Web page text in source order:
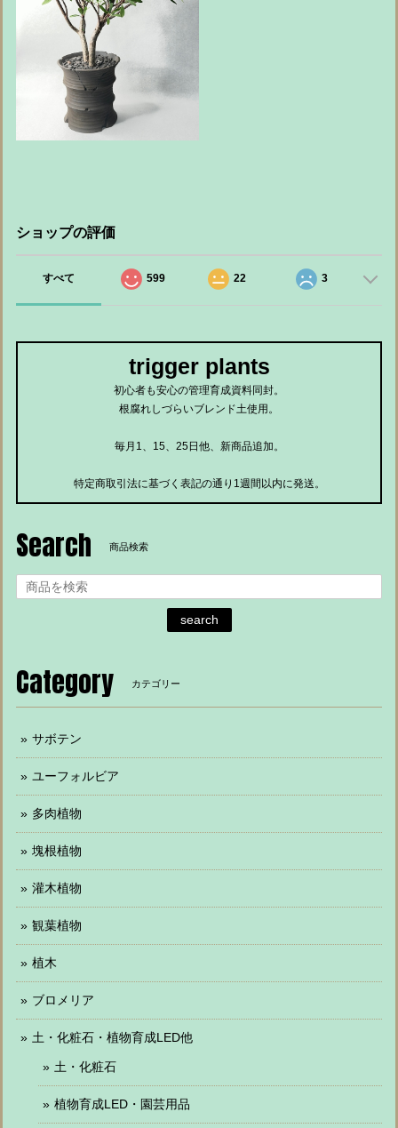
ショップの評価
すべて 599 22 3
trigger plants
初心者も安心の管理育成資料同封。
根腐れしづらいブレンド土使用。
毎月1、15、25日他、新商品追加。
特定商取引法に基づく表記の通り1週間以内に発送。
Search 商品検索
search
Category カテゴリー
サボテン
ユーフォルビア
多肉植物
塊根植物
灌木植物
観葉植物
植木
ブロメリア
土・化粧石・植物育成LED他
土・化粧石
植物育成LED・園芸用品